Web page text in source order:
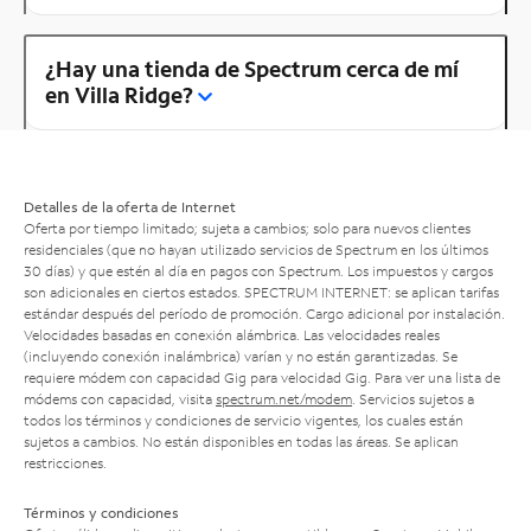
¿Hay una tienda de Spectrum cerca de mí
en Villa Ridge?
Detalles de la oferta de Internet
Oferta por tiempo limitado; sujeta a cambios; solo para nuevos clientes
residenciales (que no hayan utilizado servicios de Spectrum en los últimos
30 días) y que estén al día en pagos con Spectrum. Los impuestos y cargos
son adicionales en ciertos estados. SPECTRUM INTERNET: se aplican tarifas
estándar después del período de promoción. Cargo adicional por instalación.
Velocidades basadas en conexión alámbrica. Las velocidades reales
(incluyendo conexión inalámbrica) varían y no están garantizadas. Se
requiere módem con capacidad Gig para velocidad Gig. Para ver una lista de
módems con capacidad, visita spectrum.net/modem . Servicios sujetos a
todos los términos y condiciones de servicio vigentes, los cuales están
sujetos a cambios. No están disponibles en todas las áreas. Se aplican
restricciones.
Términos y condiciones